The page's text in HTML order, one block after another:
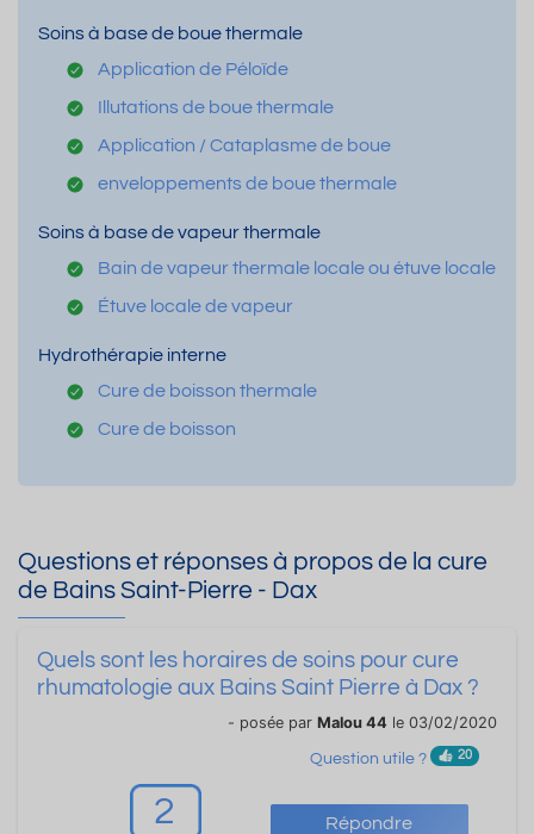
Soins à base de boue thermale
Application de Péloïde
Illutations de boue thermale
Application / Cataplasme de boue
enveloppements de boue thermale
Soins à base de vapeur thermale
Bain de vapeur thermale locale ou étuve locale
Étuve locale de vapeur
Hydrothérapie interne
Cure de boisson thermale
Cure de boisson
Questions et réponses à propos de la cure
de Bains Saint-Pierre - Dax
2 Répondre
Quels sont les horaires de soins pour cure
rhumatologie aux Bains Saint Pierre à Dax ?
- posée par Malou 44 le 03/02/2020
Question utile ? 20